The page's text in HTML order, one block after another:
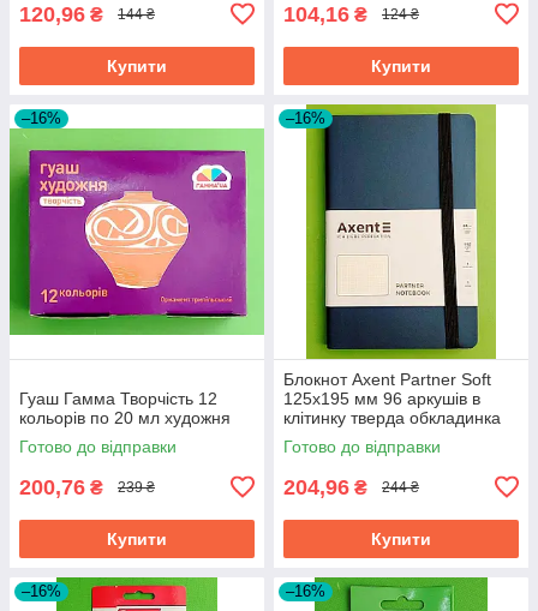
120,96 ₴ 144 ₴
Купити
104,16 ₴ 124 ₴
Купити
–16%
Гуаш Гамма Творчість 12
кольорів по 20 мл художня
Готово до відправки
200,76 ₴ 239 ₴
Купити
–16%
Блокнот Axent Partner Soft
125х195 мм 96 аркушів в
клітинку тверда обкладинка
синій
Готово до відправки
204,96 ₴ 244 ₴
Купити
–16% –16%